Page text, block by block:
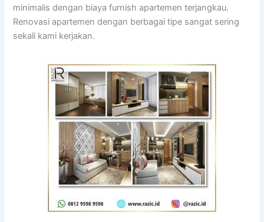
minimalis dengan biaya furnish apartemen terjangkau.
Renovasi apartemen dengan berbagai tipe sangat sering
sekali kami kerjakan.